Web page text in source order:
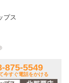
プス
875-5549
今すぐ電話をかける